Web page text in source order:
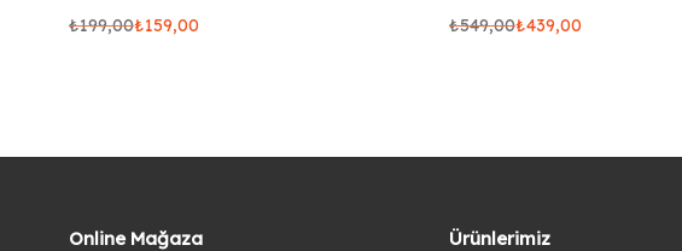
₺199,00₺159,00
₺549,00₺439,00
Online Mağaza Ürünlerimiz